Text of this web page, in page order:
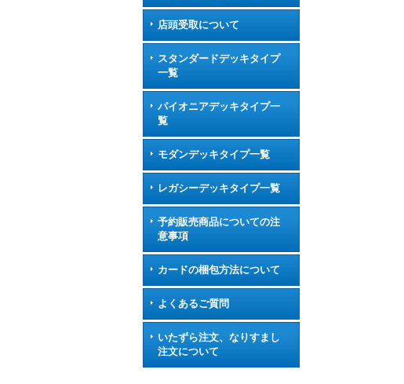
店頭受取について
スタンダードデッキタイプ
一覧
パイオニアデッキタイプ一
覧
モダンデッキタイプ一覧
レガシーデッキタイプ一覧
予約販売商品についての注
意事項
カードの梱包方法について
よくあるご質問
いたずら注文、なりすまし
注文について